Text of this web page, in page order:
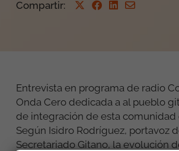
Compartir:
Entrevista en programa de radio
Onda Cero dedicada a al pueblo
de integración de esta comunidad
Según Isidro Rodríguez, portavoz
Secretariado Gitano, la evolución